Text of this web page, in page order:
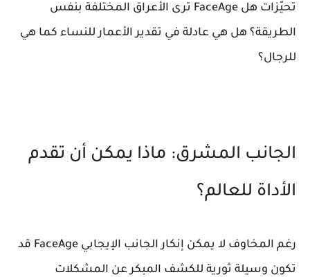
تحيّزات هل FaceAge ترى الأعراق المختلفة بنفس
الطريقة؟ هل هي عادلة في تقدير الأعمار للنساء كما هي
للرجال؟
الجانب المشرق: ماذا يمكن أن تقدم
الأداة للعالم؟
رغم المخاوف لا يمكن إنكار الجانب الإيجابي FaceAge قد
تكون وسيلة ثورية للكشف المبكر عن المشكلات